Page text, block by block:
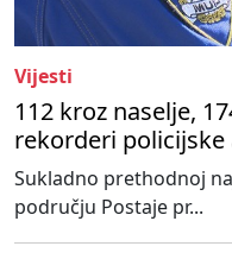
Vijesti
112 kroz naselje,
rekorderi policijske
Sukladno prethodnoj
području Postaje pr...